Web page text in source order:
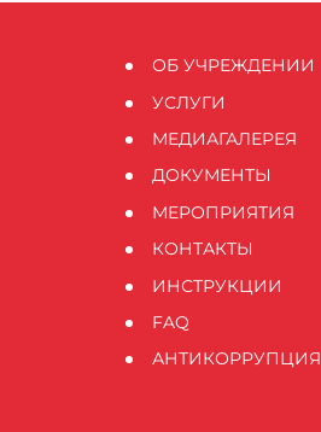
ОБ УЧРЕЖДЕНИИ
УСЛУГИ
МЕДИАГАЛЕРЕЯ
ДОКУМЕНТЫ
МЕРОПРИЯТИЯ
КОНТАКТЫ
ИНСТРУКЦИИ
FAQ
АНТИКОРРУПЦИЯ